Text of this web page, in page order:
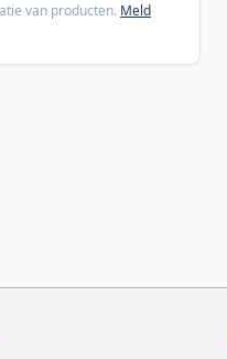
van producten. Meld